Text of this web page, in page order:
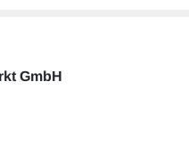
GmbH